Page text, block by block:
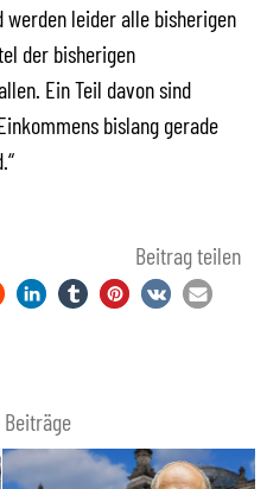
werden leider alle bisherigen
der bisherigen
Ein Teil davon sind
bislang gerade
Beitrag teilen